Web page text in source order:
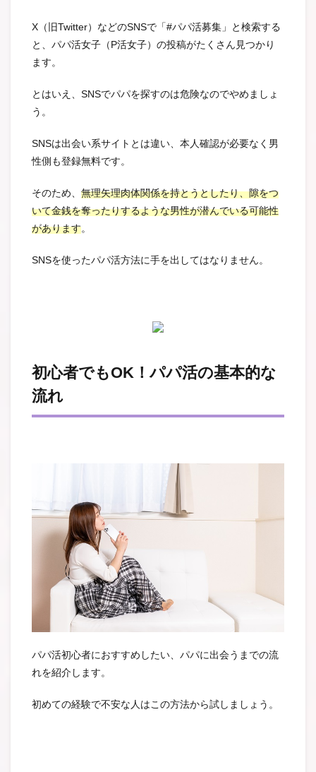
X（旧Twitter）などのSNSで「#パパ活募集」と検索する
と、パパ活女子（P活女子） の投稿がたくさん見つかり
ます。
とはいえ、SNSでパパを探すのは危険なのでやめましょ
う。
SNSは出会い系サイトとは違い、本人確認が必要なく男
性側も登録無料です。
そのため、 無理矢理肉体関係を持とうとしたり、隙をつ
いて金銭を奪ったりするような男性が潜んでいる可能性
があります。
SNSを使ったパパ活方法に手を出してはなりません。
初心者でもOK！パパ活の基本的な
流れ
パパ活初心者におすすめしたい、パパに出会うまでの流
れを紹介します。
初めての経験で不安な人はこの方法から試しましょう。